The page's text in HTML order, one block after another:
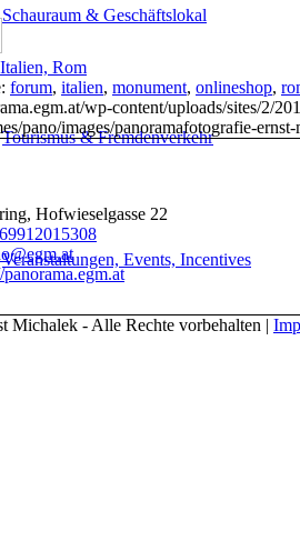
Schauraum & Geschäftslokal
Tourismus & Fremdenverkehr
Veranstaltungen, Events, Incentives
Italien, Rom
forum, italien, monument, onlineshop,
wp-content/uploads/sites/2/
pano/images/panoramafotografie-
Hofwieselgasse 22
panorama.egm.at
Michalek - Alle Rechte vorbehalten |